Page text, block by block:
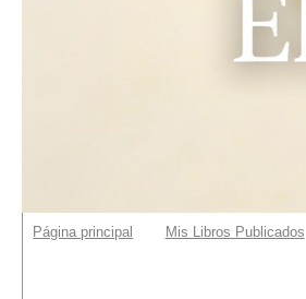
Página principal Mis Libros Publicados